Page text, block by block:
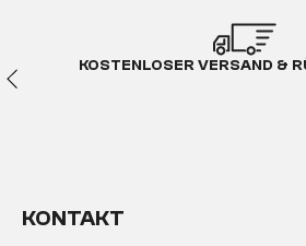
KOSTENLOSER VERSAND &
KONTAKT